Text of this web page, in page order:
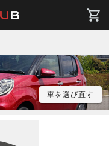
車を選び直す